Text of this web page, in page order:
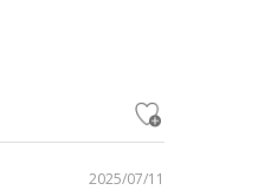
2025/07/11